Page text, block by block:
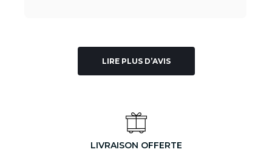
LIRE PLUS D’AVIS
LIVRAISON OFFERTE